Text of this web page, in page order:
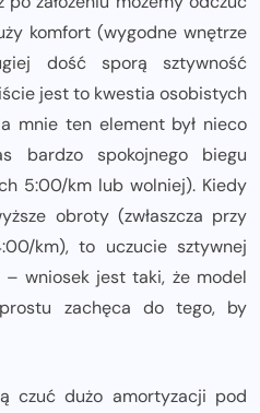
komfort (wygodne wnętrze
dość sporą sztywność
jest to kwestia osobistych
mnie ten element był nieco
bardzo spokojnego biegu
5:00/km lub wolniej). Kiedy
obroty (zwłaszcza przy
km), to uczucie sztywnej
– wniosek jest taki, że model
zachęca do tego, by
czuć dużo amortyzacji pod